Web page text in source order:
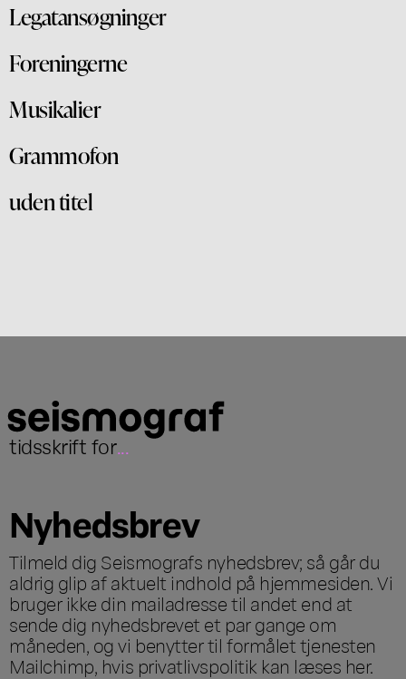
Legatansøgninger
Foreningerne
Musikalier
Grammofon
uden titel
tidsskrift for...
Nyhedsbrev
Tilmeld dig Seismografs nyhedsbrev; så går du
aldrig glip af aktuelt indhold på hjemmesiden. Vi
bruger ikke din mailadresse til andet end at
sende dig nyhedsbrevet et par gange om
måneden, og vi benytter til formålet tjenesten
Mailchimp, hvis privatlivspolitik kan læses her.